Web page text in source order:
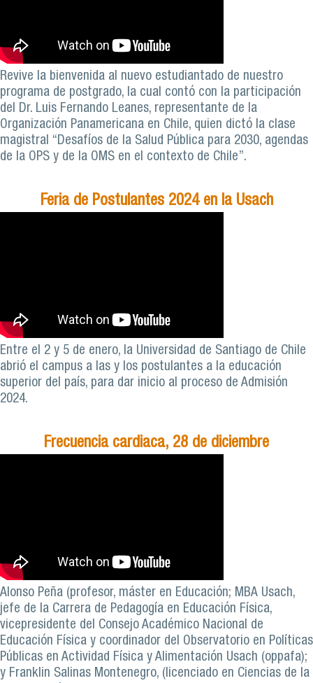
Revive la bienvenida al nuevo estudiantado de nuestro
programa de postgrado, la cual contó con la participación
del Dr. Luis Fernando Leanes, representante de la
Organización Panamericana en Chile, quien dictó la clase
magistral “Desafíos de la Salud Pública para 2030, agendas
de la OPS y de la OMS en el contexto de Chile”.
Feria de Postulantes 2024 en la Usach
Entre el 2 y 5 de enero, la Universidad de Santiago de Chile
abrió el campus a las y los postulantes a la educación
superior del país, para dar inicio al proceso de Admisión
2024.
Frecuencia cardiaca, 28 de diciembre
Alonso Peña (profesor, máster en Educación; MBA Usach,
jefe de la Carrera de Pedagogía en Educación Física,
vicepresidente del Consejo Académico Nacional de
Educación Física y coordinador del Observatorio en Políticas
Públicas en Actividad Física y Alimentación Usach (oppafa);
y Franklin Salinas Montenegro, (licenciado en Ciencias de la